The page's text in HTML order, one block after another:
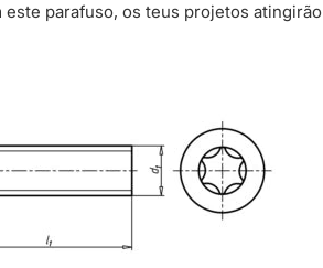
este parafuso, os teus projetos